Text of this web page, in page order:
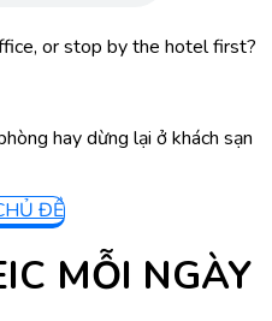
or stop by the hotel first?
hay dừng lại ở khách sạn
ĐỀ
MỖI NGÀY